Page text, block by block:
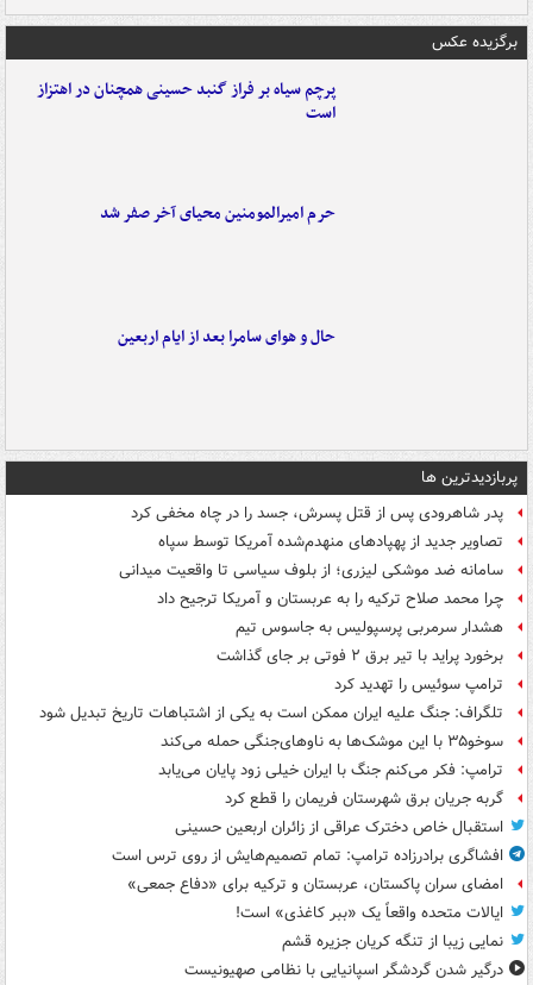
برگزیده عکس
پرچم سیاه بر فراز گنبد حسینی همچنان در اهتزاز
است
حرم امیرالمومنین محیای آخر صفر شد
حال و هوای سامرا بعد از ایام اربعین
پربازدیدترین ها
پدر شاهرودی پس از قتل پسرش، جسد را در چاه مخفی کرد
تصاویر جدید از پهپادهای منهدم‌شده آمریکا توسط سپاه
سامانه ضد موشکی لیزری؛ از بلوف سیاسی تا واقعیت میدانی
چرا محمد صلاح ترکیه را به عربستان و آمریکا ترجیح داد
هشدار سرمربی پرسپولیس به جاسوس تیم
برخورد پراید با تیر برق ۲ فوتی بر جای گذاشت
ترامپ سوئیس را تهدید کرد
تلگراف: جنگ علیه ایران ممکن است به یکی از اشتباهات تاریخ تبدیل شود
سوخو۳۵ با این موشک‌ها به ناوهای‌جنگی حمله می‌کند
ترامپ: فکر می‌کنم جنگ با ایران خیلی زود پایان می‌یابد
گربه جریان برق شهرستان فریمان را قطع کرد
استقبال خاص دخترک عراقی از زائران اربعین حسینی
افشاگری برادرزاده ترامپ: تمام تصمیم‌هایش از روی ترس است
امضای سران پاکستان، عربستان و ترکیه برای «دفاع جمعی»
ایالات متحده واقعاً یک «ببر کاغذی» است!
نمایی زیبا از تنگه کریان جزیره قشم
درگیر شدن گردشگر اسپانیایی با نظامی صهیونیست